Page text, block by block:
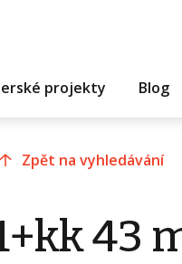
projekty Blog
Zpět na vyhledávání
43